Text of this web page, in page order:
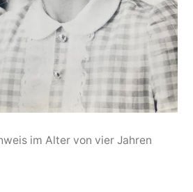
im Alter von vier Jahren